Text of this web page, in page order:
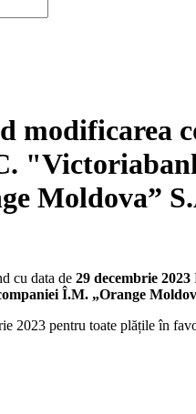
modificarea
Moldova”
cu data de 29 decembrie 2023
Î.M. „Orange
2023 pentru toate plățile în